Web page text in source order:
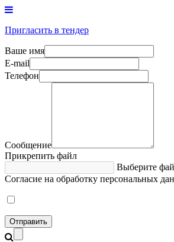
Пригласить в тендер
Ваше имя
E-mail
Телефон
Сообщение
Прикрепить файл
Выберите
Согласие на обработку персональных
Отправить